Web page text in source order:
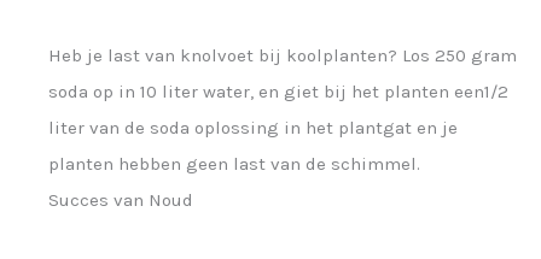
Heb je last van knolvoet bij koolplanten? Los 250 gram
soda op in 10 liter water, en giet bij het planten een1/2
liter van de soda oplossing in het plantgat en je
planten hebben geen last van de schimmel.
Succes van Noud